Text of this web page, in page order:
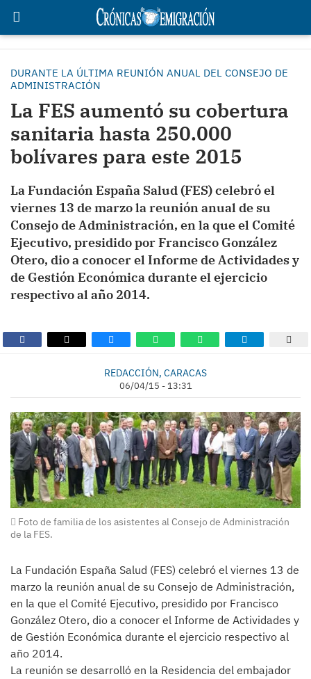
DURANTE LA ÚLTIMA REUNIÓN ANUAL DEL CONSEJO DE
ADMINISTRACIÓN
La FES aumentó su cobertura
sanitaria hasta 250.000
bolívares para este 2015
La Fundación España Salud (FES) celebró el
viernes 13 de marzo la reunión anual de su
Consejo de Administración, en la que el Comité
Ejecutivo, presidido por Francisco González
Otero, dio a conocer el Informe de Actividades y
de Gestión Económica durante el ejercicio
respectivo al año 2014.
REDACCIÓN, CARACAS
06/04/15 - 13:31
Foto de familia de los asistentes al Consejo de Administración
de la FES.
La Fundación España Salud (FES) celebró el viernes 13 de
marzo la reunión anual de su Consejo de Administración,
en la que el Comité Ejecutivo, presidido por Francisco
González Otero, dio a conocer el Informe de Actividades y
de Gestión Económica durante el ejercicio respectivo al
año 2014.
La reunión se desarrolló en la Residencia del embajador